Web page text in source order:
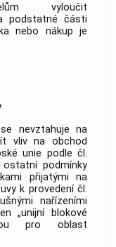
vyloučit
podstatné části
nebo nákup je
se nevztahuje na
vliv na obchod
unie podle čl.
ostatní podmínky
přijatými na
k provedení čl.
nařízeními
„unijní blokové
pro oblast